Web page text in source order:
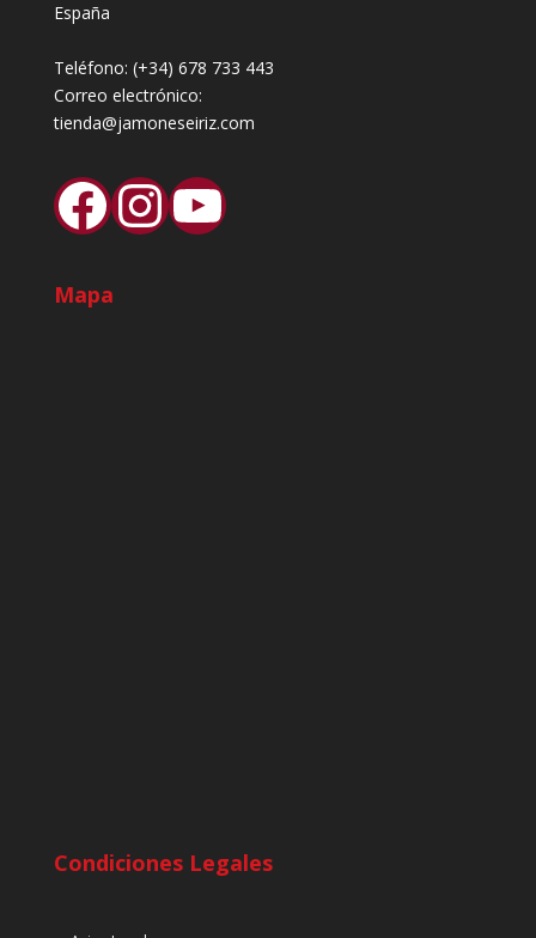
España
Teléfono: (+34) 678 733 443
Correo electrónico:
tienda@jamoneseiriz.com
Facebook
Instagram
YouTube
Mapa
Condiciones Legales